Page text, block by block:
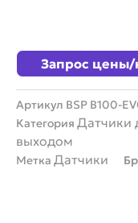
Запрос цены/
Артикул BSP B100-
Категория Датчики
выходом
Метка Датчики